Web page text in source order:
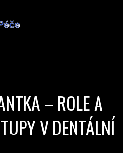
– ROLE A
V DENTÁLNÍ